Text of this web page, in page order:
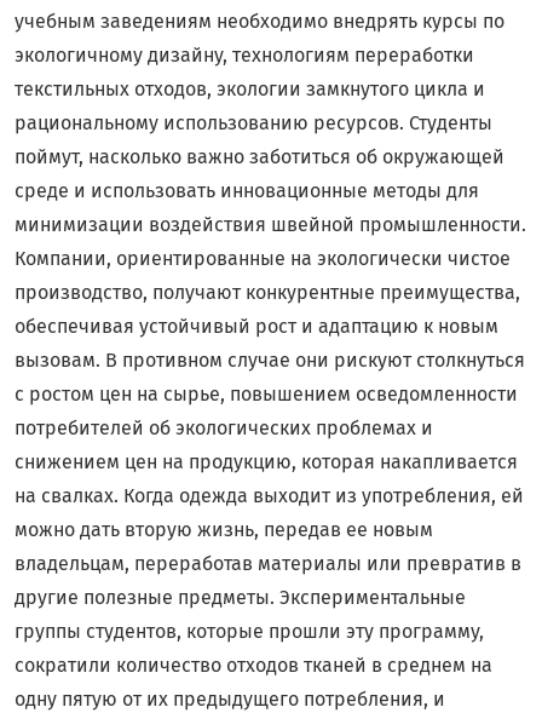
учебным заведениям необходимо внедрять курсы по
экологичному дизайну, технологиям переработки
текстильных отходов, экологии замкнутого цикла и
рациональному использованию ресурсов. Студенты
поймут, насколько важно заботиться об окружающей
среде и использовать инновационные методы для
минимизации воздействия швейной промышленности.
Компании, ориентированные на экологически чистое
производство, получают конкурентные преимущества,
обеспечивая устойчивый рост и адаптацию к новым
вызовам. В противном случае они рискуют столкнуться
с ростом цен на сырье, повышением осведомленности
потребителей об экологических проблемах и
снижением цен на продукцию, которая накапливается
на свалках. Когда одежда выходит из употребления, ей
можно дать вторую жизнь, передав ее новым
владельцам, переработав материалы или превратив в
другие полезные предметы. Экспериментальные
группы студентов, которые прошли эту программу,
сократили количество отходов тканей в среднем на
одну пятую от их предыдущего потребления, и